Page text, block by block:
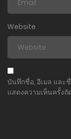
Website
บันทึกชื่อ, อีเมล และ
แสดงความเห็นครั้งถั